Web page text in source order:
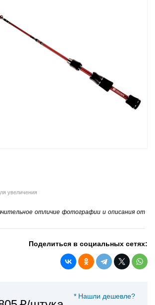
увеличения
отличие фотографии и описания от
Поделиться в социальных сетях:
* Нашли дешевле?